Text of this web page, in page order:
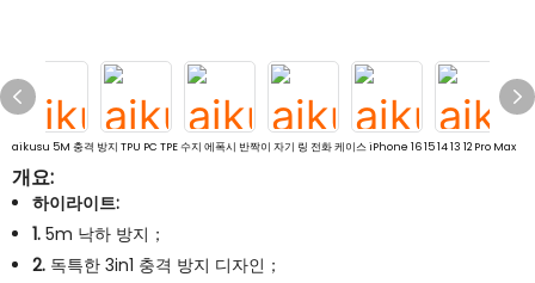
aikusu 5M 충격 방지 TPU PC TPE 수지 에폭시 반짝이 자기 링 전화 케이스 iPhone 16 15 14 13 12 Pro Max
개요:
하이라이트:
1. 5m 낙하 방지；
2. 독특한 3in1 충격 방지 디자인；